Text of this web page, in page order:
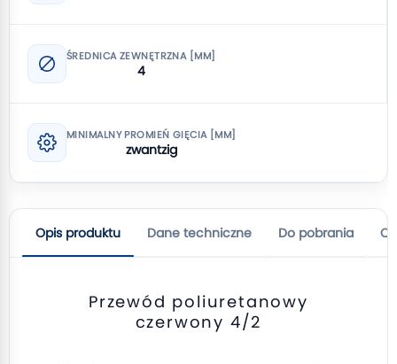
ŚREDNICA ZEWNĘTRZNA [MM]
4
MINIMALNY PROMIEŃ GIĘCIA [MM]
zwantzig
Opis produktu Dane techniczne Do pobrania
Przewód poliuretanowy
czerwony 4/2